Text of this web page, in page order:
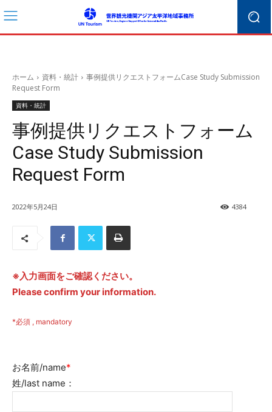
ホーム 資料・統計
事例提供リクエストフォームCase Study Submission
Request Form
資料・統計
事例提供リクエストフォーム
Case Study Submission
Request Form
2022年5月24日 4384
※入力画面をご確認ください。
Please confirm your information.
*必須 , mandatory
お名前/name*
姓/last name：